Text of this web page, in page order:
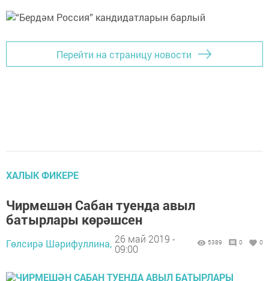
Перейти на страницу новости
ХАЛЫК ФИКЕРЕ
Чирмешән Сабан туенда авыл
батырлары көрәшсен
Гөлсирә Шәрифуллина, 26 май 2019 -
09:00
5389 0 0